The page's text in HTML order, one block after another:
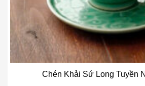
sản
phẩm
Chén Khải Sứ Long Tuyền